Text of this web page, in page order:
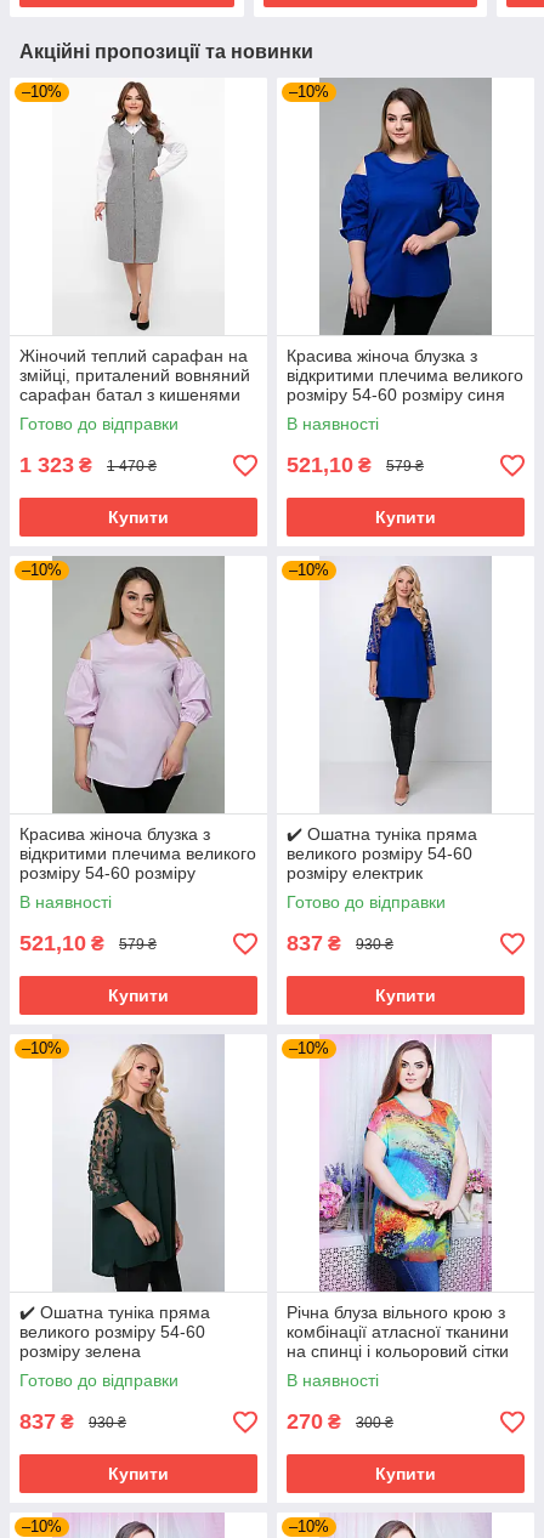
Акційні пропозиції та новинки
–10%
Жіночий теплий сарафан на
змійці, приталений вовняний
сарафан батал з кишенями
великих розмірів 54-64
розміри сірий
Готово до відправки
1 323 ₴ 1 470 ₴
Купити
–10%
Красива жіноча блузка з
відкритими плечима великого
розміру 54-60 розміру синя
В наявності
521,10 ₴ 579 ₴
Купити
–10%
Красива жіноча блузка з
відкритими плечима великого
розміру 54-60 розміру
бузкова
В наявності
521,10 ₴ 579 ₴
Купити
–10%
✔️ Ошатна туніка пряма
великого розміру 54-60
розміру електрик
Готово до відправки
837 ₴ 930 ₴
Купити
–10%
✔️ Ошатна туніка пряма
великого розміру 54-60
розміру зелена
Готово до відправки
837 ₴ 930 ₴
Купити
–10%
Річна блуза вільного крою з
комбінації атласної тканини
на спинці і кольоровий сітки
великого розміру 52-62
В наявності
270 ₴ 300 ₴
Купити
–10% –10%